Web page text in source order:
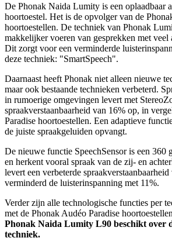
De Phonak Naida Lumity is een oplaadbaar
hoortoestel. Het is de opvolger van de
hoortoestellen. De techniek van Phonak
makkelijker voeren van gesprekken met veel
Dit zorgt voor een verminderde
deze techniek: "SmartSpeech".
Daarnaast heeft Phonak niet alleen nieuwe
maar ook bestaande technieken verbeterd.
in rumoerige omgevingen levert met
spraakverstaanbaarheid van 16% op, in
Paradise hoortoestellen. Een adaptieve
de juiste spraakgeluiden opvangt.
De nieuwe functie SpeechSensor is een 360
en herkent vooral spraak van de zij- en
levert een verbeterde
verminderd de luisterinspanning met 11%.
Verder zijn alle technologische functies per
met de Phonak Audéo Paradise
Phonak Naida Lumity L90 beschikt over
techniek.